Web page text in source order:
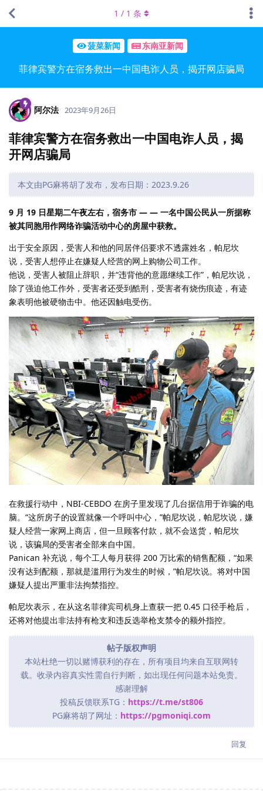
菠菜新闻 东南亚新闻
菲律宾警方在宿务救出一中国电诈人员，揭开网店骗局
1 / 1 条
阿尔法 2023年9月26日
菲律宾警方在宿务救出一中国电诈人员，揭
开网店骗局
本文由PG麻将胡了发布，发布日期：2023.9.26
9 月 19 日星期二午夜左右，宿务市 — — 一名中国公民从一所据称
被其同胞用作网络诈骗活动中心的房屋中获救。
出于安全原因，受害人和他的同居伴侣要求不透露姓名，帕尼坎
说，受害人想停止在嫌疑人经营的网上购物公司工作。
他说，受害人被阻止辞职，并“违背他的意愿继续工作”，帕尼坎说，
除了强迫他工作外，受害者还受到酷刑，受害者有烧伤痕迹，有迹
象表明他被硬物击中。他还因触电受伤。
在救援行动中，NBI-CEBDO 在房子里发现了几台据信用于诈骗的电
脑。“这所房子的设置就像一个呼叫中心，”帕尼坎说，帕尼坎说，嫌
疑人经营一家网上商店，但一旦顾客付款，就不会送货，帕尼坎
说，该骗局的受害者全部来自中国。
Panican 补充说，每个工人每月获得 200 万比索的销售配额，“如果
没有达到配额，那就是滥用行为发生的时候，”帕尼坎说。将对中国
嫌疑人提出严重非法拘禁指控。
帕尼坎表示，在从这名菲律宾司机身上查获一把 0.45 口径手枪后，
还将对他提出非法持有枪支和违反选举枪支禁令的额外指控。
帖子版权声明
本站杜绝一切以赌博获利的存在，所有项目均来自互联网转
载。收录内容真实性需自行判断，如出现任何问题本站免责。
感谢理解
投稿反馈联系TG： https://t.me/st806
PG麻将胡了网址： https://pgmoniqi.com
回复